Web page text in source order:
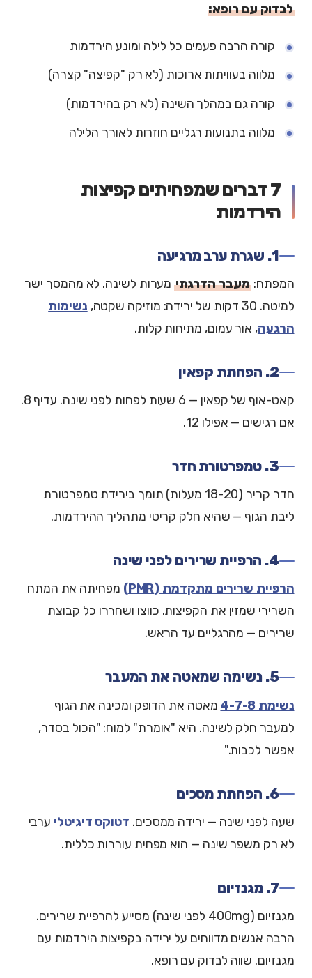
לבדוק עם רופא:
קורה הרבה פעמים כל לילה ומונע הירדמות
מלווה בעוויתות ארוכות (לא רק "קפיצה" קצרה)
קורה גם במהלך השינה (לא רק בהירדמות)
מלווה בתנועות רגליים חוזרות לאורך הלילה
7 דברים שמפחיתים קפיצות
הירדמות
1. שגרת ערב מרגיעה
המפתח: מעבר הדרגתימערות לשינה. לא מהמסך ישר
למיטה. 30 דקות של ירידה: מוזיקה שקטה,
נשימות
הרגעה, אור עמום, מתיחות קלות.
2. הפחתת קפאין
קאט-אוף של קפאין — 6 שעות לפחות לפני שינה. עדיף 8.
אם רגישים — אפילו 12.
3. טמפרטורת חדר
חדר קריר (18-20 מעלות) תומך בירידת טמפרטורת
ליבת הגוף — שהיא חלק קריטי מתהליך ההירדמות.
4. הרפיית שרירים לפני שינה
הרפיית שרירים מתקדמת (PMR)
מפחיתה את המתח
השרירי שמזין את הקפיצות. כווצו ושחררו כל קבוצת
שרירים — מהרגליים עד הראש.
5. נשימה שמאטה את המעבר
נשימת 4-7-8
מאטה את הדופק ומכינה את הגוף
למעבר חלק לשינה. היא "אומרת" למוח: "הכול בסדר,
אפשר לכבות."
6. הפחתת מסכים
שעה לפני שינה — ירידה ממסכים. דטוקס דיגיטלי ערבי
לא רק משפר שינה — הוא מפחית עוררות כללית.
7. מגנזיום
מגנזיום (400mg לפני שינה) מסייע להרפיית שרירים.
הרבה אנשים מדווחים על ירידה בקפיצות הירדמות עם
מגנזיום. שווה לבדוק עם רופא.